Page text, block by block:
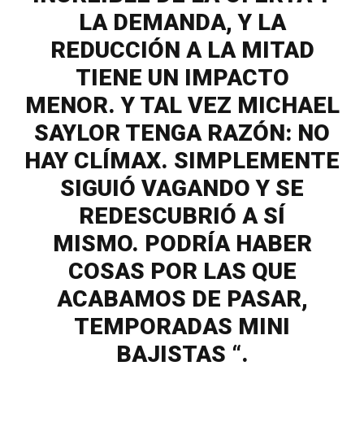
LA DEMANDA, Y LA
REDUCCIÓN A LA MITAD
TIENE UN IMPACTO
MENOR. Y TAL VEZ MICHAEL
SAYLOR TENGA RAZÓN: NO
HAY CLÍMAX. SIMPLEMENTE
SIGUIÓ VAGANDO Y SE
REDESCUBRIÓ A SÍ
MISMO. PODRÍA HABER
COSAS POR LAS QUE
ACABAMOS DE PASAR,
TEMPORADAS MINI
BAJISTAS “.